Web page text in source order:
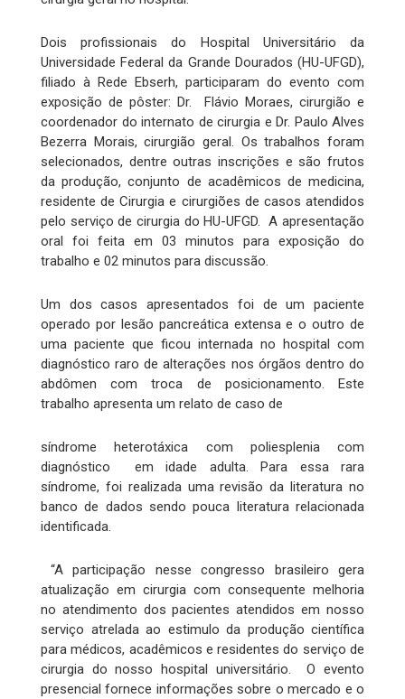
Dois profissionais do Hospital Universitário da
Universidade Federal da Grande Dourados (HU-UFGD),
filiado à Rede Ebserh, participaram do evento com
exposição de pôster: Dr. Flávio Moraes, cirurgião e
coordenador do internato de cirurgia e Dr. Paulo Alves
Bezerra Morais, cirurgião geral. Os trabalhos foram
selecionados, dentre outras inscrições e são frutos
da produção, conjunto de acadêmicos de medicina,
residente de Cirurgia e cirurgiões de casos atendidos
pelo serviço de cirurgia do HU-UFGD. A apresentação
oral foi feita em 03 minutos para exposição do
trabalho e 02 minutos para discussão.
Um dos casos apresentados foi de um paciente
operado por lesão pancreática extensa e o outro de
uma paciente que ficou internada no hospital com
diagnóstico raro de alterações nos órgãos dentro do
abdômen com troca de posicionamento. Este
trabalho apresenta um relato de caso de
síndrome heterotáxica com poliesplenia com
diagnóstico em idade adulta. Para essa rara
síndrome, foi realizada uma revisão da literatura no
banco de dados sendo pouca literatura relacionada
identificada.
“A participação nesse congresso brasileiro gera
atualização em cirurgia com consequente melhoria
no atendimento dos pacientes atendidos em nosso
serviço atrelada ao estimulo da produção científica
para médicos, acadêmicos e residentes do serviço de
cirurgia do nosso hospital universitário. O evento
presencial fornece informações sobre o mercado e o